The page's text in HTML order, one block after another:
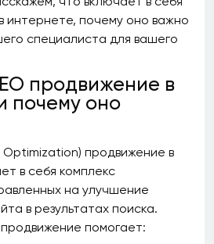
интернете, почему оно важно
специалиста для вашего
продвижение в
почему оно
Optimization) продвижение в
в себя комплекс
на улучшение
в результатах поиска.
помогает: